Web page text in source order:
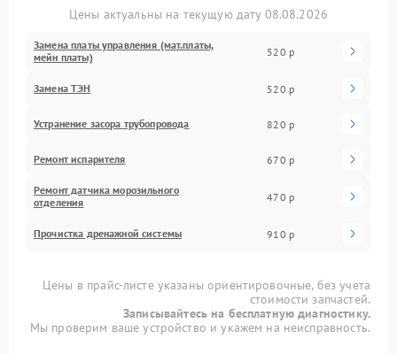
Цены актуальны на текущую дату 08.08.2026
Замена платы управления (мат.платы,
мейн платы)
520 р
Замена ТЭН 520 р
Устранение засора трубопровода 820 р
Ремонт испарителя 670 р
Ремонт датчика морозильного
отделения
470 р
Прочистка дренажной системы 910 р
Цены в прайс-листе указаны ориентировочные, без учета
стоимости запчастей.
Записывайтесь на бесплатную диагностику.
Мы проверим ваше устройство и укажем на неисправность.